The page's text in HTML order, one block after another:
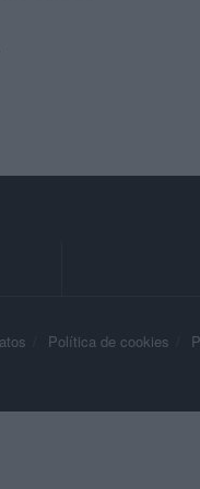
Política de cookies